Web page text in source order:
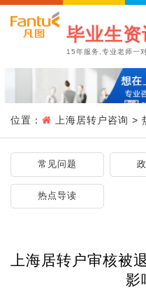
毕业生资
15年服务,专业老师一
位置： 上海居转户咨询 >
常见问题
热点导读
上海居转户审核被
影